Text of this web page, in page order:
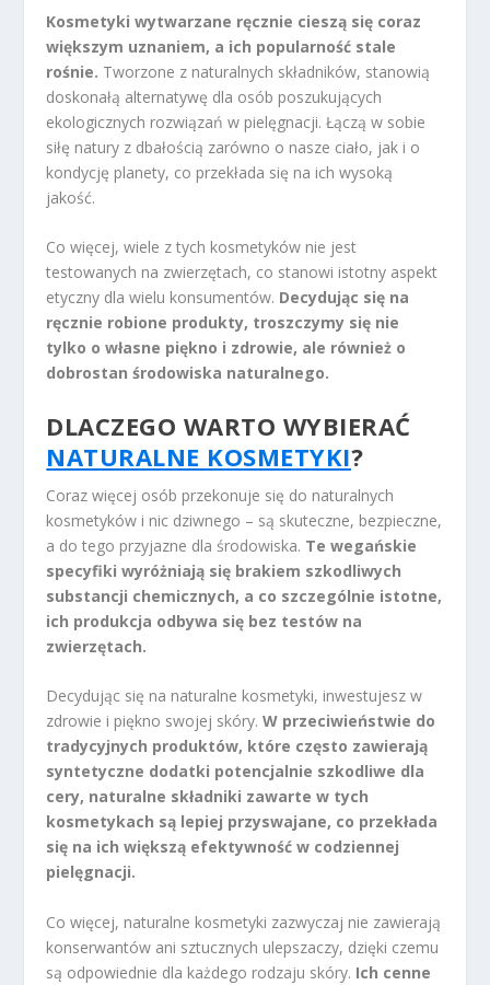
Kosmetyki wytwarzane ręcznie cieszą się coraz
większym uznaniem, a ich popularność stale
rośnie. Tworzone z naturalnych składników, stanowią
doskonałą alternatywę dla osób poszukujących
ekologicznych rozwiązań w pielęgnacji. Łączą w sobie
siłę natury z dbałością zarówno o nasze ciało, jak i o
kondycję planety, co przekłada się na ich wysoką
jakość.
Co więcej, wiele z tych kosmetyków nie jest
testowanych na zwierzętach, co stanowi istotny aspekt
etyczny dla wielu konsumentów. Decydując się na
ręcznie robione produkty, troszczymy się nie
tylko o własne piękno i zdrowie, ale również o
dobrostan środowiska naturalnego.
DLACZEGO WARTO WYBIERAĆ
NATURALNE KOSMETYKI?
Coraz więcej osób przekonuje się do naturalnych
kosmetyków i nic dziwnego – są skuteczne, bezpieczne,
a do tego przyjazne dla środowiska. Te wegańskie
specyfiki wyróżniają się brakiem szkodliwych
substancji chemicznych, a co szczególnie istotne,
ich produkcja odbywa się bez testów na
zwierzętach.
Decydując się na naturalne kosmetyki, inwestujesz w
zdrowie i piękno swojej skóry.W przeciwieństwie do
tradycyjnych produktów, które często zawierają
syntetyczne dodatki potencjalnie szkodliwe dla
cery, naturalne składniki zawarte w tych
kosmetykach są lepiej przyswajane, co przekłada
się na ich większą efektywność w codziennej
pielęgnacji.
Co więcej, naturalne kosmetyki zazwyczaj nie zawierają
konserwantów ani sztucznych ulepszaczy, dzięki czemu
są odpowiednie dla każdego rodzaju skóry. Ich cenne